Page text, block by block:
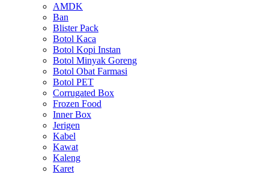
AMDK
Ban
Blister Pack
Botol Kaca
Botol Kopi Instan
Botol Minyak Goreng
Botol Obat Farmasi
Botol PET
Corrugated Box
Frozen Food
Inner Box
Jerigen
Kabel
Kawat
Kaleng
Karet